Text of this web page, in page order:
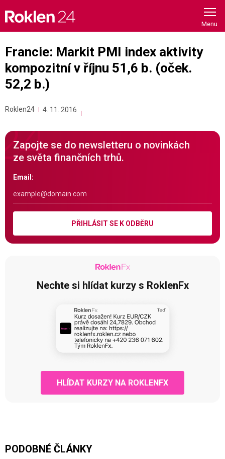
content
Francie: Markit PMI index aktivity
kompozitní v říjnu 51,6 b. (oček.
52,2 b.)
Roklen24 4. 11. 2016
Zapojte se do newsletteru o novinkách
ze světa finančních trhů.
Email:
PŘIHLÁSIT SE K ODBĚRU
Nechte si hlídat kurzy s RoklenFx
HLÍDAT KURZY NA ROKLENFX
PODOBNÉ ČLÁNKY